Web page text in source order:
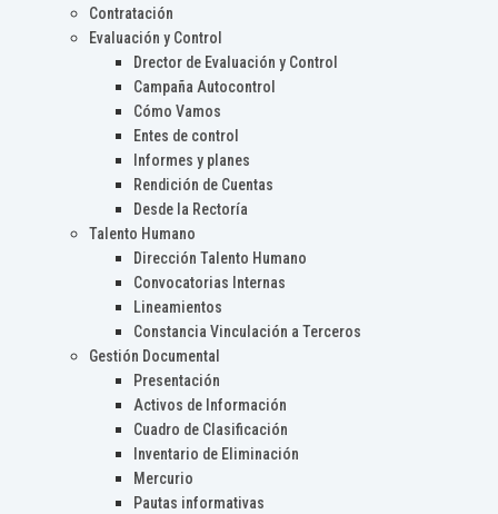
Contratación
Evaluación y Control
Drector de Evaluación y Control
Campaña Autocontrol
Cómo Vamos
Entes de control
Informes y planes
Rendición de Cuentas
Desde la Rectoría
Talento Humano
Dirección Talento Humano
Convocatorias Internas
Lineamientos
Constancia Vinculación a Terceros
Gestión Documental
Presentación
Activos de Información
Cuadro de Clasificación
Inventario de Eliminación
Mercurio
Pautas informativas